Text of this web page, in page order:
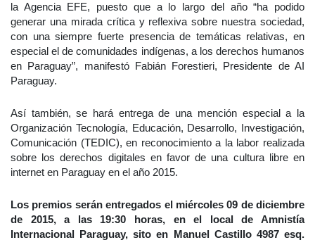
la Agencia EFE, puesto que a lo largo del año “ha podido
generar una mirada crítica y reflexiva sobre nuestra sociedad,
con una siempre fuerte presencia de temáticas relativas, en
especial el de comunidades indígenas, a los derechos humanos
en Paraguay”, manifestó Fabián Forestieri, Presidente de AI
Paraguay.
Así también, se hará entrega de una mención especial a la
Organización Tecnología, Educación, Desarrollo, Investigación,
Comunicación (TEDIC), en reconocimiento a la labor realizada
sobre los derechos digitales en favor de una cultura libre en
internet en Paraguay en el año 2015.
Los premios serán entregados el miércoles 09 de diciembre
de 2015, a las 19:30 horas, en el local de Amnistía
Internacional Paraguay, sito en Manuel Castillo 4987 esq.